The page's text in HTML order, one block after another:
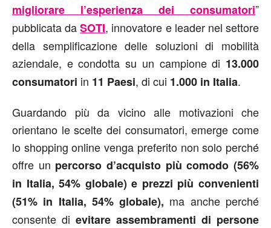
migliorare l’esperienza dei consumatori”
pubblicata daSOTI, innovatore e leader nel settore
della semplificazione delle soluzioni di mobilità
aziendale, e condotta su un campione di 13.000
consumatori in 11 Paesi, di cui 1.000 in Italia.
Guardando più da vicino alle motivazioni che
orientano le scelte dei consumatori, emerge come
lo shopping online venga preferito non solo perché
offre un percorso d’acquisto più comodo (56%
in Italia, 54% globale) e prezzi più convenienti
(51% in Italia, 54% globale), ma anche perché
consente di evitare assembramenti di persone